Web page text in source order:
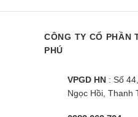
CÔNG TY CỔ PHẦN
PHÚ
VPGD HN : Số
Ngọc Hồi, Thanh